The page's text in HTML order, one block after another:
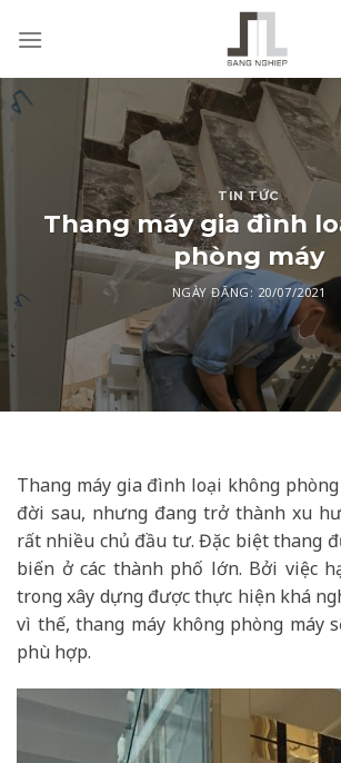
TIN TỨC
Thang máy gia đình
phòng máy
NGÀY ĐĂNG: 20/07/2021
Thang máy gia đình loại không
đời sau, nhưng đang trở thành xu
rất nhiều chủ đầu tư. Đặc biệt thang
biến ở các thành phố lớn. Bởi việc
trong xây dựng được thực hiện khá
vì thế, thang máy không phòng máy
phù hợp.